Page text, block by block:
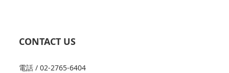
CONTACT US
電話 / 02-2765-6404